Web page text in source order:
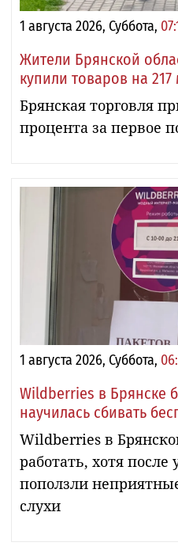
1 августа 2026, Суббота,
Жители Брянской
купили товаров на
Брянская торговля
процента за первое
1 августа 2026, Суббота,
Wildberries в Брянске
научилась сбивать
Wildberries в
работать, хотя после
поползли
слухи